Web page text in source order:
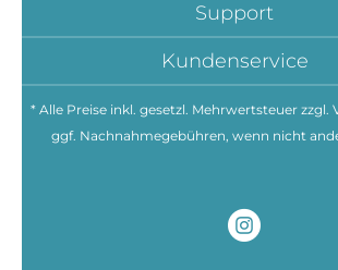
Kundenservice
Support
* Alle Preise inkl. gesetzl. Mehrwertsteuer zzgl.
ggf. Nachnahmegebühren, wenn nicht